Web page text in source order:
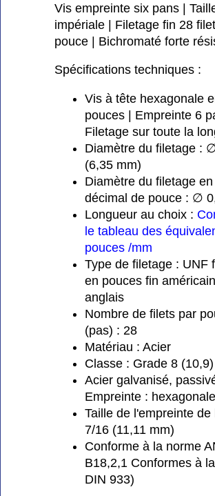
Vis empreinte six pans |
impériale | Filetage fin 28
pouce | Bichromaté forte
Spécifications techniques :
Vis à tête hexagonale
pouces | Empreinte 6
Filetage sur toute la
Diamètre du filetage :
(6,35 mm)
Diamètre du filetage en
décimal de pouce : ∅
Longueur au choix :
le tableau des
pouces /mm
Type de filetage : UNF
en pouces fin
anglais
Nombre de filets par
(pas) : 28
Matériau : Acier
Classe : Grade 8 (10,9)
Acier galvanisé,
Empreinte : hexagonale
Taille de l'empreinte de
7/16 (11,11 mm)
Conforme à la norme
B18,2,1 Conformes à
DIN 933)